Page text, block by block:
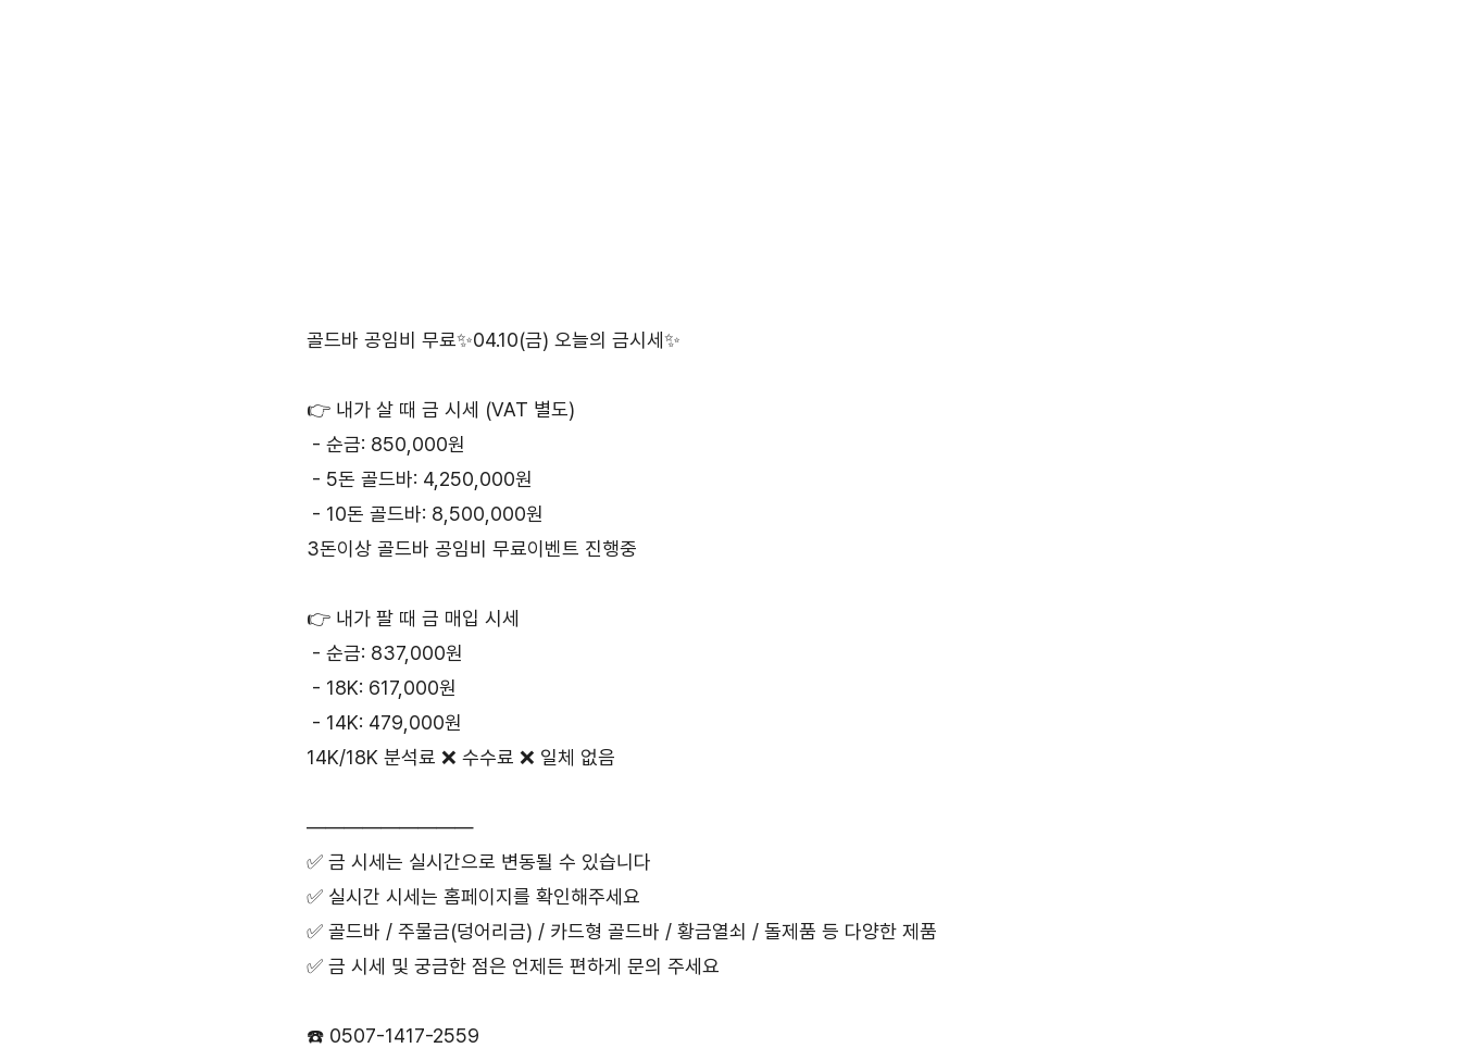
골드바 공임비 무료✨04.10(금) 오늘의 금시세✨
👉 내가 살 때 금 시세 (VAT 별도)
- 순금: 850,000원
- 5돈 골드바: 4,250,000원
- 10돈 골드바: 8,500,000원
3돈이상 골드바 공임비 무료이벤트 진행중
👉 내가 팔 때 금 매입 시세
- 순금: 837,000원
- 18K: 617,000원
- 14K: 479,000원
14K/18K 분석료 ❌ 수수료 ❌ 일체 없음
—————————
✅ 금 시세는 실시간으로 변동될 수 있습니다
✅ 실시간 시세는 홈페이지를 확인해주세요
✅ 골드바 / 주물금(덩어리금) / 카드형 골드바 / 황금열쇠 / 돌제품 등 다양한 제품
✅ 금 시세 및 궁금한 점은 언제든 편하게 문의 주세요
☎️ 0507-1417-2559